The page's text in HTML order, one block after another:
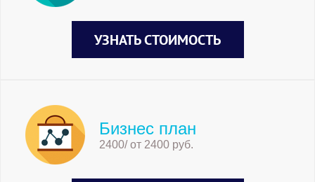
УЗНАТЬ СТОИМОСТЬ
Бизнес план
2400/ от 2400 руб.